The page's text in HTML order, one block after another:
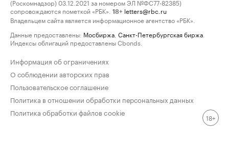
(Роскомнадзор) 03.12.2021 за номером ЭЛ №ФС77-82385)
сопровождаются пометкой «РБК».
18+ letters@rbc.ru
Владельцем сайта является информационное агентство «РБК».
Данные предоставлены: Мосбиржа Санкт-Петербургская биржа
Индексы облигаций предоставлены Cbonds.
Информация об ограничениях
О соблюдении авторских прав
Пользовательское соглашение
Политика в отношении обработки персональных данных
Политика обработки файлов cookie
18+